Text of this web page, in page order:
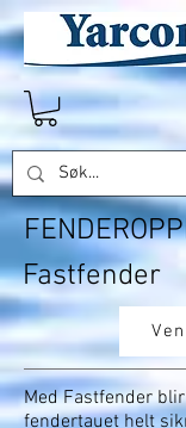
Fastfender
Med Fastfender
fendertauet helt